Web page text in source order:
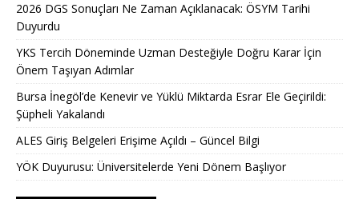
2026 DGS Sonuçları Ne Zaman Açıklanacak: ÖSYM Tarihi
Duyurdu
YKS Tercih Döneminde Uzman Desteğiyle Doğru Karar İçin
Önem Taşıyan Adımlar
Bursa İnegöl’de Kenevir ve Yüklü Miktarda Esrar Ele Geçirildi:
Şüpheli Yakalandı
ALES Giriş Belgeleri Erişime Açıldı – Güncel Bilgi
YÖK Duyurusu: Üniversitelerde Yeni Dönem Başlıyor